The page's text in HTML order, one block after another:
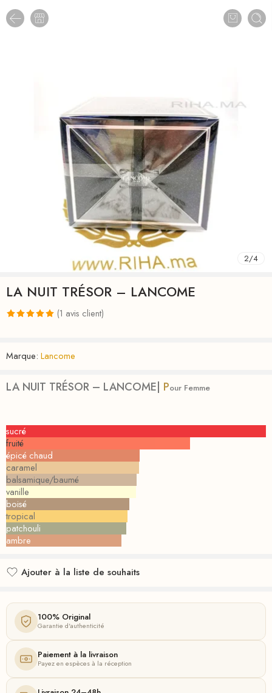
2/4
LA NUIT TRÉSOR – LANCOME
surnotation
(1 avis client)
Marque: Lancome
LA NUIT TRÉSOR – LANCOME| Pour Femme
sucré
fruité
épicé chaud
caramel
balsamique/baumé
vanille
boisé
tropical
patchouli
ambre
Ajouter à la liste de souhaits
100% Original
Garantie d'authenticité
Paiement à la livraison
Payez en espèces à la réception